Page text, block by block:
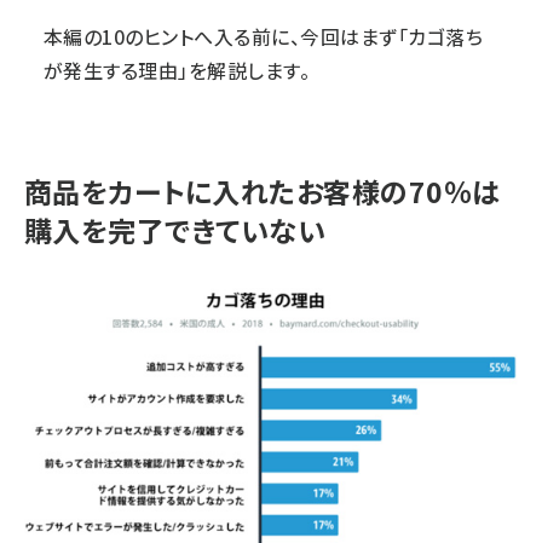
本編の10のヒントへ入る前に、今回はまず「カゴ落ち
が発生する理由」を解説します。
商品をカートに入れたお客様の70％は
購入を完了できていない